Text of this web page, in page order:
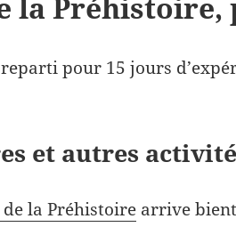
reparti pour 15 jours
et autres
de la Préhistoire arrive